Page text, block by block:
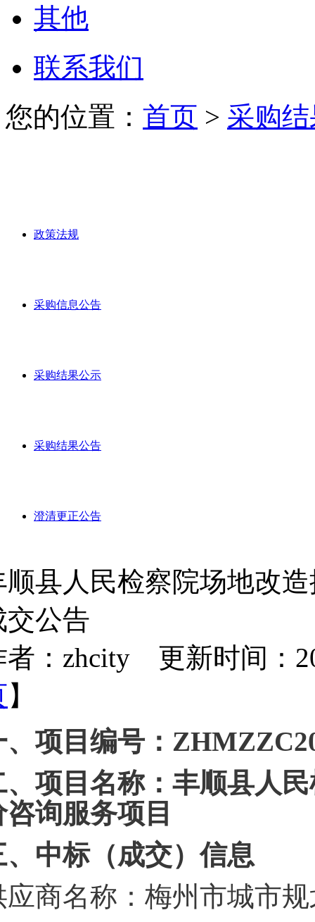
其他
联系我们
您的位置： 首页 > 采购
政策法规
采购信息公告
采购结果公示
采购结果公告
澄清更正公告
顺县人民检察院场地改
交公告
者：zhcity 更新时间：
】
、项目编号：
、项目名称：丰顺县人
咨询服务项目
、中标（成交）信息
应商名称：梅州市城市